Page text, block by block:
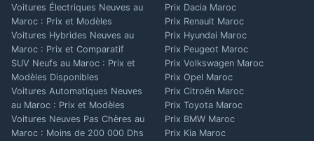
Voitures Électriques Neuves au
Maroc : Prix et Modèles
Voitures Hybrides Neuves au
Maroc : Prix et Comparatif
SUV Neufs au Maroc : Prix et
Modèles Disponibles
Voitures Automatiques Neuves
au Maroc : Prix et Modèles
Voitures Neuves Pas Chères au
Maroc : Moins de 200 000 Dhs
Prix Dacia Maroc
Prix Renault Maroc
Prix Hyundai Maroc
Prix Peugeot Maroc
Prix Volkswagen Maroc
Prix Opel Maroc
Prix Citroën Maroc
Prix Toyota Maroc
Prix BMW Maroc
Prix Kia Maroc